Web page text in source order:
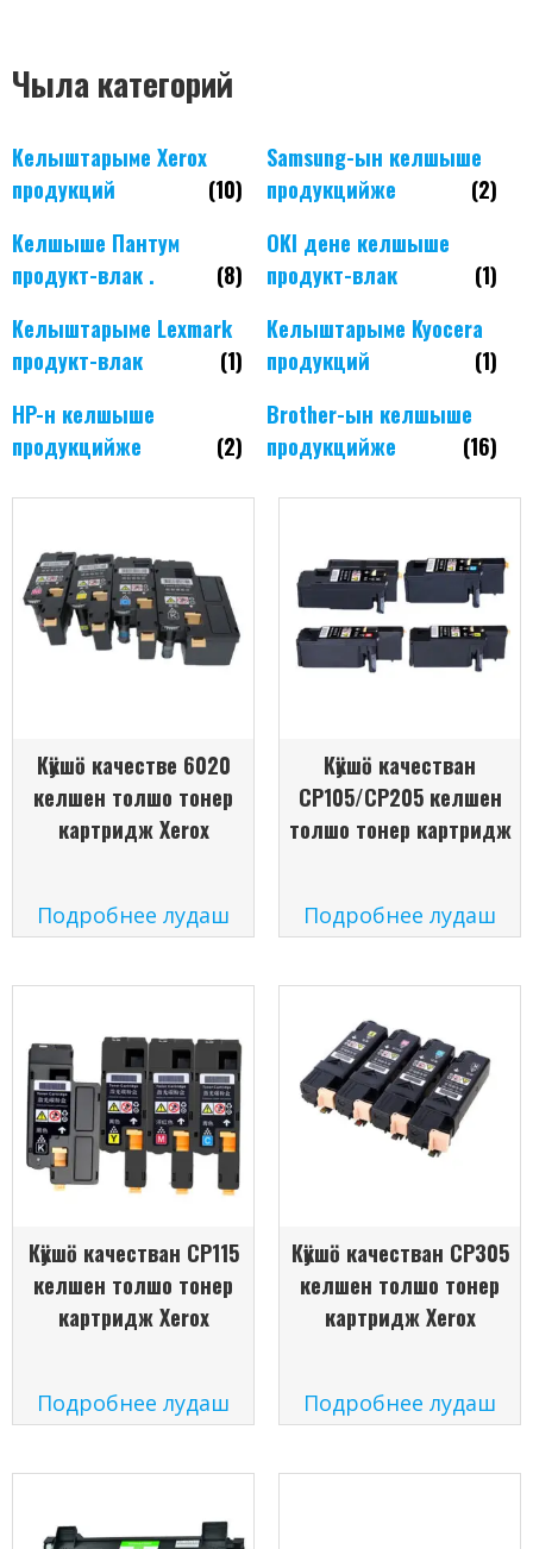
Чыла категорий
Келыштарыме Xerox
продукций
(10)
Samsung-ын келшыше
продукцийже
(2)
Келшыше Пантум
продукт-влак .
(8)
OKI дене келшыше
продукт-влак
(1)
Келыштарыме Lexmark
продукт-влак
(1)
Келыштарыме Kyocera
продукций
(1)
HP-н келшыше
продукцийже
(2)
Brother-ын келшыше
продукцийже
(16)
Кӱкшӧ качестве 6020
келшен толшо тонер
картридж Xerox
Подробнее лудаш
Кӱкшӧ качестван
CP105/CP205 келшен
толшо тонер картридж
Подробнее лудаш
Кӱкшӧ качестван CP115
келшен толшо тонер
картридж Xerox
Подробнее лудаш
Кӱкшӧ качестван CP305
келшен толшо тонер
картридж Xerox
Подробнее лудаш